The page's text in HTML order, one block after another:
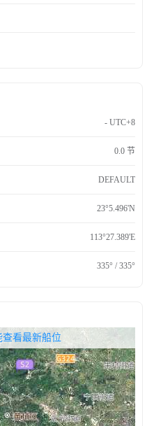
- UTC+8
0.0 节
DEFAULT
23°5.496'N
113°27.389'E
335° / 335°
看最新船位
，请联系开通